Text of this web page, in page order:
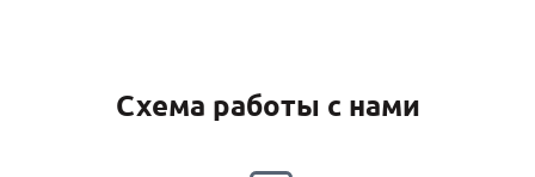
Схема работы с нами